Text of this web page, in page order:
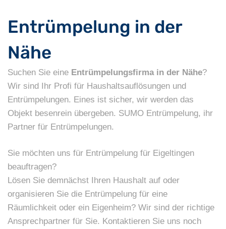
Entrümpelung in der
Nähe
Suchen Sie eine Entrümpelungsfirma in der Nähe?
Wir sind Ihr Profi für Haushaltsauflösungen und
Entrümpelungen. Eines ist sicher, wir werden das
Objekt besenrein übergeben. SUMO Entrümpelung, ihr
Partner für Entrümpelungen.
Sie möchten uns für Entrümpelung für Eigeltingen
beauftragen?
Lösen Sie demnächst Ihren Haushalt auf oder
organisieren Sie die Entrümpelung für eine
Räumlichkeit oder ein Eigenheim? Wir sind der richtige
Ansprechpartner für Sie. Kontaktieren Sie uns noch